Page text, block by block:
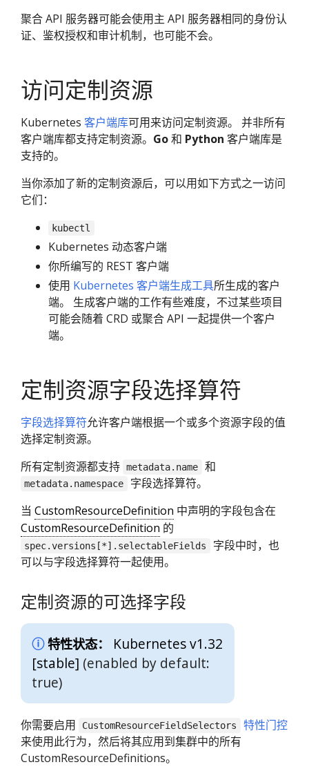
聚合 API 服务器可能会使用主 API 服务器相同的身份认
证、鉴权授权和审计机制，也可能不会。
访问定制资源
Kubernetes 客户端库可用来访问定制资源。 并非所有
客户端库都支持定制资源。 Go和 Python 客户端库是
支持的。
当你添加了新的定制资源后，可以用如下方式之一访问
它们：
kubectl
Kubernetes 动态客户端
你所编写的 REST 客户端
使用 Kubernetes 客户端生成工具所生成的客户
端。 生成客户端的工作有些难度，不过某些项目
可能会随着 CRD 或聚合 API 一起提供一个客户
端。
定制资源字段选择算符
字段选择算符允许客户端根据一个或多个资源字段的值
选择定制资源。
所有定制资源都支持 metadata.name 和
metadata.namespace
字段选择算符。
当 CustomResourceDefinition 中声明的字段包含在
CustomResourceDefinition 的
spec.versions[*].selectableFields
字段中时，也
可以与字段选择算符一起使用。
定制资源的可选择字段
特性状态：
Kubernetes v1.32
[stable] (enabled by default:
true)
你需要启用 CustomResourceFieldSelectors
特性门控
来使用此行为，然后将其应用到集群中的所有
CustomResourceDefinitions。